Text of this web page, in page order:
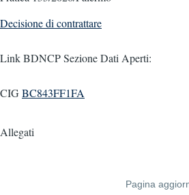
Decisione di contrattare
Link BDNCP Sezione Dati Aperti:
CIGBC843FF1FA
Allegati
Pagina